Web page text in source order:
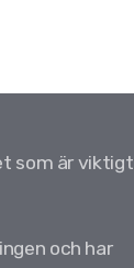
som är viktigt
och har